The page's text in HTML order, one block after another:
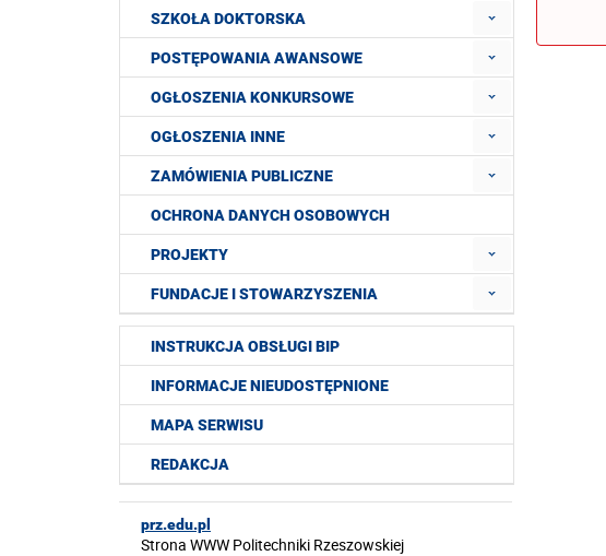
SZKOŁA DOKTORSKA
POSTĘPOWANIA AWANSOWE
OGŁOSZENIA KONKURSOWE
OGŁOSZENIA INNE
ZAMÓWIENIA PUBLICZNE
OCHRONA DANYCH OSOBOWYCH
PROJEKTY
FUNDACJE I STOWARZYSZENIA
INSTRUKCJA OBSŁUGI BIP
INFORMACJE NIEUDOSTĘPNIONE
MAPA SERWISU
REDAKCJA
prz.edu.pl
Strona WWW Politechniki Rzeszowskiej